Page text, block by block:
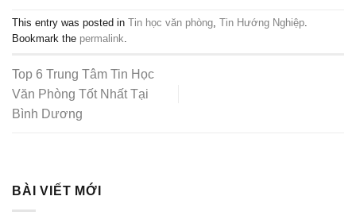
This entry was posted in Tin học văn phòng, Tin Hướng Nghiệp.
Bookmark the permalink.
Top 6 Trung Tâm Tin Học
Văn Phòng Tốt Nhất Tại
Bình Dương
BÀI VIẾT MỚI